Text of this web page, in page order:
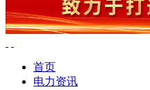
首页
电力资讯